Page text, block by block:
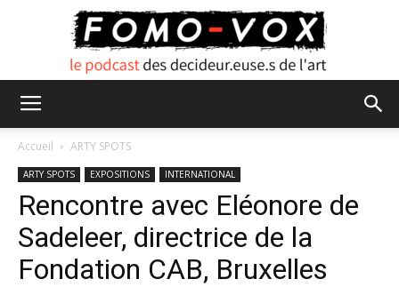
VOX
Accueil ARTY SPOTS
ARTY SPOTS EXPOSITIONS INTERNATIONAL
Rencontre avec Eléonore de
Sadeleer, directrice de la
Fondation CAB, Bruxelles